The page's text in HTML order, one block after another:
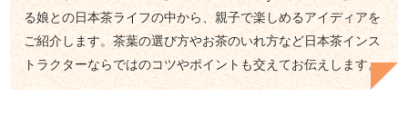
る娘との日本茶ライフの中から、親子で楽しめるアイディアを
ご紹介します。茶葉の選び方やお茶のいれ方など日本茶インス
トラクターならではのコツやポイントも交えてお伝えします。